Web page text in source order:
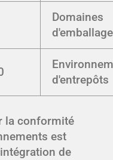
Domaines
d'emballage
d'entrepôts
la conformité
est
de